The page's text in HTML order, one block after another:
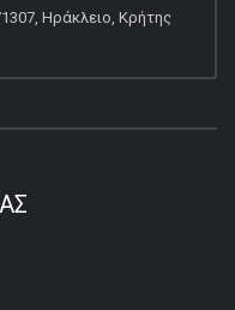
Ηράκλειο, Κρήτης